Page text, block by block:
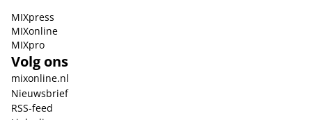
MIXpress
MIXonline
MIXpro
Volg ons
mixonline.nl
Nieuwsbrief
RSS-feed